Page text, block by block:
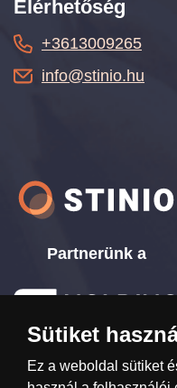
Partnerünk a
Elérhetőség
+3613009265
info@stinio.hu
Sütiket
Ez a weboldal sütiket